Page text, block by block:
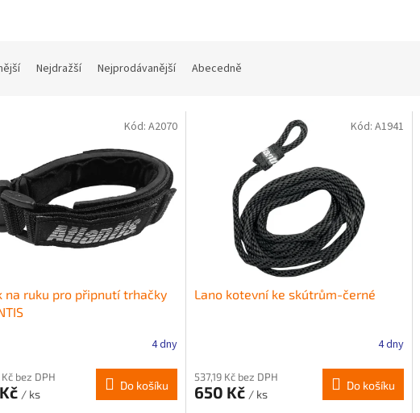
Nejdražší Nejprodávanější Abecedně
na ruku pro připnutí trhačky
4 dny
bez DPH
/ ks
Do košíku
Kód: A2070
Lano kotevní ke skútrům-černé
4 dny
537,19 Kč bez DPH
650 Kč / ks
Do košíku
Kód: A1941